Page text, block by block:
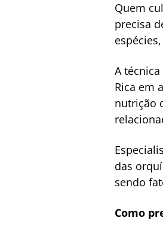
Quem
precisa
A
Rica em
nutrição
das
sendo
Como